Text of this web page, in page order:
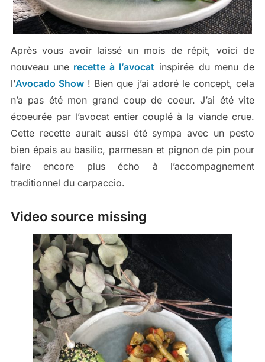
Après vous avoir laissé un mois de répit, voici de
nouveau une recette à l’avocat inspirée du menu de
l’Avocado Show ! Bien que j’ai adoré le concept, cela
n’a pas été mon grand coup de coeur. J’ai été vite
écoeurée par l’avocat entier couplé à la viande crue.
Cette recette aurait aussi été sympa avec un pesto
bien épais au basilic, parmesan et pignon de pin pour
faire encore plus écho à l’accompagnement
traditionnel du carpaccio.
Video source missing